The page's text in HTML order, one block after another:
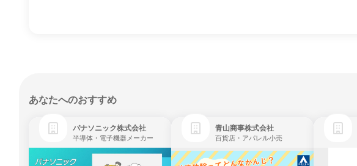
あなたへのおすすめ
パナソニック株式会社
半導体・電子機器メーカー
青山商事株式会社
百貨店・アパレル小売